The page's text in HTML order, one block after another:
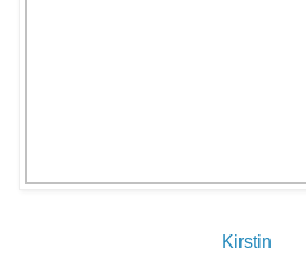
Kirstin